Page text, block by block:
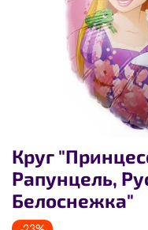
Круг
Рапунцель,
Белоснежка"